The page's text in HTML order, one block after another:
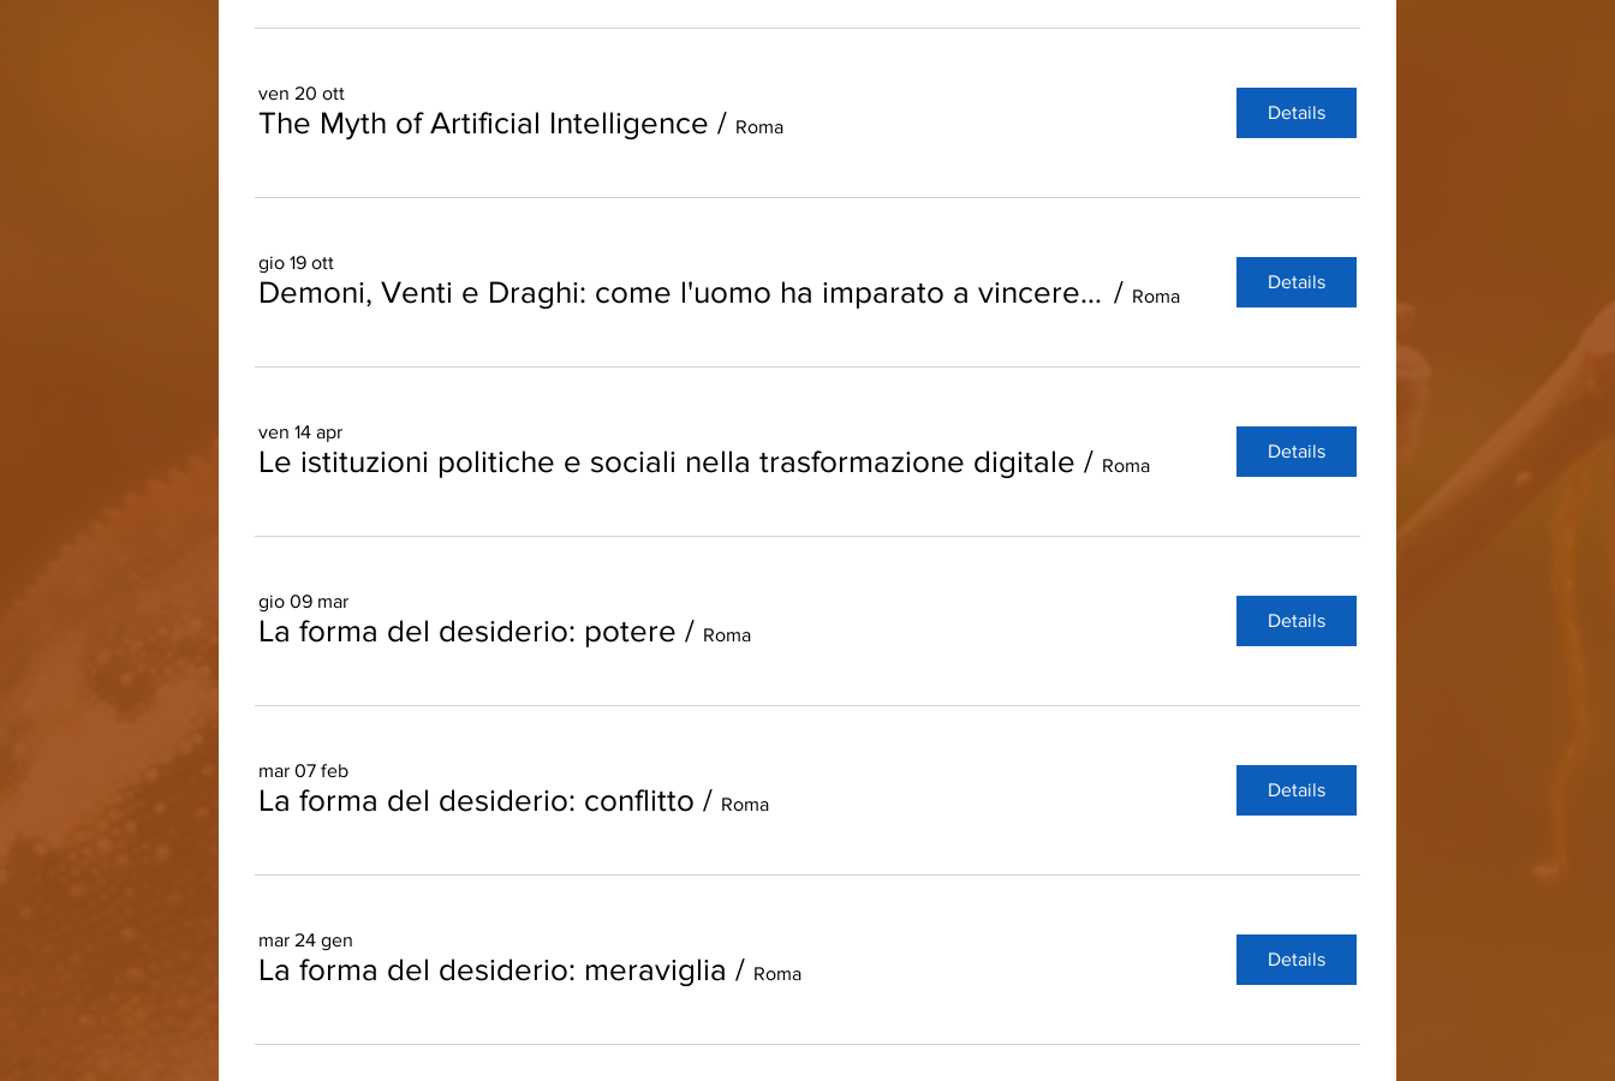
ven 20 ott
The Myth of Artificial Intelligence / Roma
Details
gio 19 ott
Demoni, Venti e Draghi: come l'uomo ha imparato a vincere catastrofi e cataclismi / Roma
Details
ven 14 apr
Le istituzioni politiche e sociali nella trasformazione digitale / Roma
Details
gio 09 mar
La forma del desiderio: potere / Roma
Details
mar 07 feb
La forma del desiderio: conflitto / Roma
Details
mar 24 gen
La forma del desiderio: meraviglia / Roma
Details